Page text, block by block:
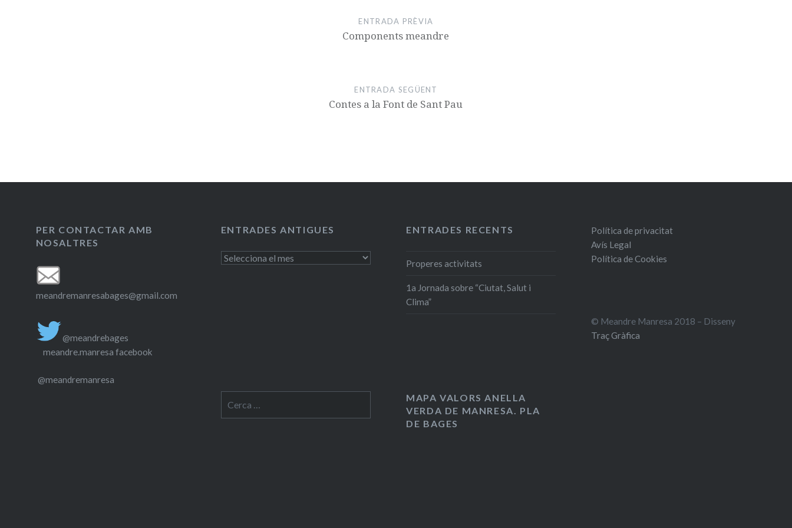
ENTRADA PRÈVIA
Components meandre
ENTRADA SEGÜENT
Contes a la Font de Sant Pau
PER CONTACTAR AMB
NOSALTRES
meandremanresabages@gmail.com
@meandrebages
meandre.manresa facebook
@meandremanresa
ENTRADES ANTIGUES
Entrades
ENTRADES RECENTS
Properes activitats
1a Jornada sobre “Ciutat, Salut i
Clima”
Política de privacitat
Avís Legal
Política de Cookies
© Meandre Manresa 2018 – Disseny
Traç Gràfica
MAPA VALORS ANELLA
VERDA DE MANRESA. PLA
DE BAGES